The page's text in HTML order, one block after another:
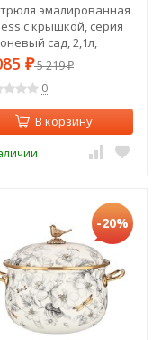
эмалированная
с крышкой, серия
сад, 2,1л,
Agness (950-521)
₽5 219₽
0
В корзину
-20%